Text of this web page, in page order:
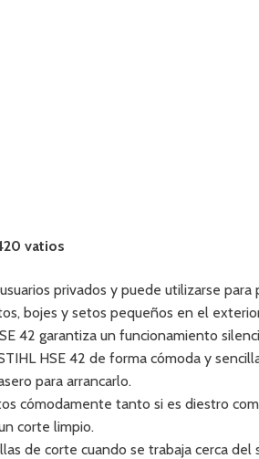
vatios
privados y puede utilizarse
bojes y setos pequeños en el
42 garantiza un funcionamiento
HSE 42 de forma cómoda y
para arrancarlo.
cómodamente tanto si es diestro
corte limpio.
de corte cuando se trabaja cerca del